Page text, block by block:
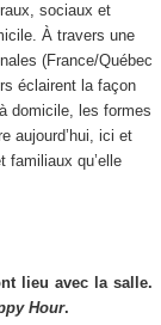
sociaux et
À travers une
(France/Québec
éclairent la façon
domicile, les formes
aujourd’hui, ici et
familiaux qu’elle
lieu avec la salle.
Hour.